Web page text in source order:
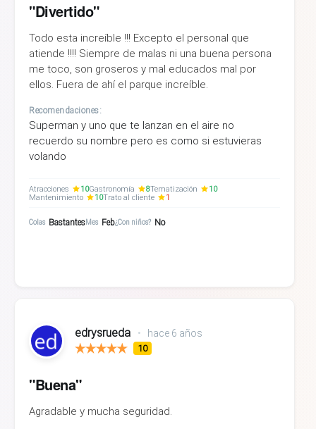
"Divertido"
Todo esta increíble !!! Excepto el personal que
atiende !!!! Siempre de malas ni una buena persona
me toco, son groseros y mal educados mal por
ellos. Fuera de ahí el parque increíble.
Recomendaciones:
Superman y uno que te lanzan en el aire no
recuerdo su nombre pero es como si estuvieras
volando
Atracciones 10Gastronomía 8Tematización
10
Mantenimiento
10Trato al cliente 1
Colas BastantesMes Feb¿Con niños? No
edrysrueda • hace 6 años
10
"Buena"
Agradable y mucha seguridad.